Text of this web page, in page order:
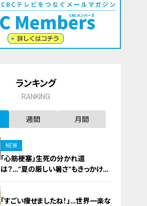
ランキング
RANKING
週間 月間
NEW
「心筋梗塞」生死の分かれ道
は？…“夏の厳しい暑さ”もきっかけ
に！発症前のキケンなサインと対処
「すごい痩せましたね！」…世界一楽な